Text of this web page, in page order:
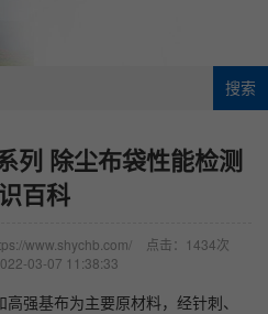
搜索
列 除尘布袋性能检测
百科
www.shychb.com/
点击：1434次
03-07 11:38:33
强基布为主要原材料，经针刺、